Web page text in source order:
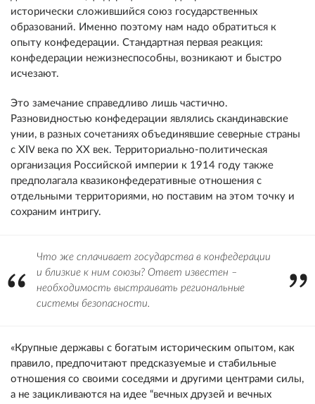
исторически сложившийся союз государственных
образований. Именно поэтому нам надо обратиться к
опыту конфедерации. Стандартная первая реакция:
конфедерации нежизнеспособны, возникают и быстро
исчезают.
Это замечание справедливо лишь частично.
Разновидностью конфедерации являлись скандинавские
унии, в разных сочетаниях объединявшие северные страны
с XIV века по XX век. Территориально-политическая
организация Российской империи к 1914 году также
предполагала квазиконфедеративные отношения с
отдельными территориями, но поставим на этом точку и
сохраним интригу.
Что же сплачивает государства в конфедерации
и близкие к ним союзы? Ответ известен –
необходимость выстраивать региональные
системы безопасности.
«Крупные державы с богатым историческим опытом, как
правило, предпочитают предсказуемые и стабильные
отношения со своими соседями и другими центрами силы,
а не зацикливаются на идее “вечных друзей и вечных